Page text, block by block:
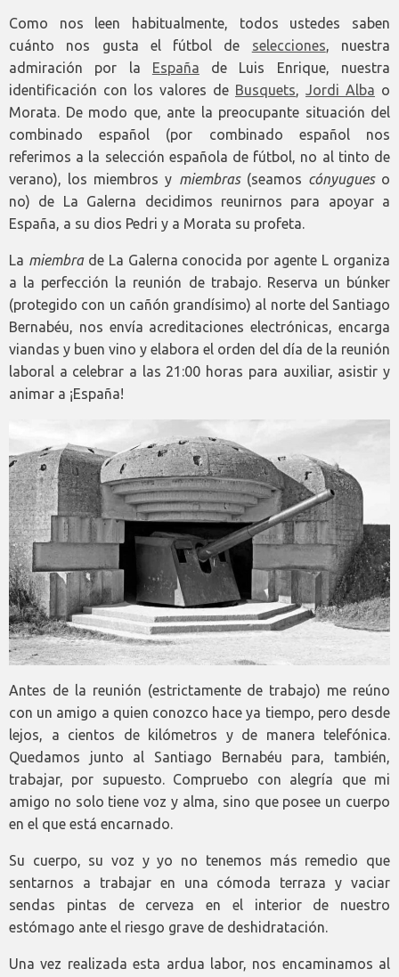
Como nos leen habitualmente, todos ustedes saben
cuánto nos gusta el fútbol de selecciones, nuestra
admiración por la
España de Luis Enrique, nuestra
identificación con los valores de Busquets, Jordi Alba o
Morata. De modo que, ante la preocupante situación del
combinado español (por combinado español nos
referimos a la selección española de fútbol, no al tinto de
verano), los miembros y miembras(seamos cónyugueso
no) de La Galerna decidimos reunirnos para apoyar a
España, a su dios Pedri y a Morata su profeta.
La miembrade La Galerna conocida por agente L organiza
a la perfección la reunión de trabajo. Reserva un búnker
(protegido con un cañón grandísimo) al norte del Santiago
Bernabéu, nos envía acreditaciones electrónicas, encarga
viandas y buen vino y elabora el orden del día de la reunión
laboral a celebrar a las 21:00 horas para auxiliar, asistir y
animar a ¡España!
Antes de la reunión (estrictamente de trabajo) me reúno
con un amigo a quien conozco hace ya tiempo, pero desde
lejos, a cientos de kilómetros y de manera telefónica.
Quedamos junto al Santiago Bernabéu para, también,
trabajar, por supuesto. Compruebo con alegría que mi
amigo no solo tiene voz y alma, sino que posee un cuerpo
en el que está encarnado.
Su cuerpo, su voz y yo no tenemos más remedio que
sentarnos a trabajar en una cómoda terraza y vaciar
sendas pintas de cerveza en el interior de nuestro
estómago ante el riesgo grave de deshidratación.
Una vez realizada esta ardua labor, nos encaminamos al